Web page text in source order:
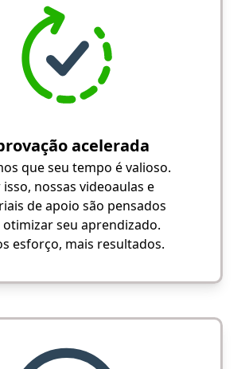
acelerada
que seu tempo é valioso.
isso, nossas videoaulas e
de apoio são pensados
otimizar seu aprendizado.
esforço, mais resultados.